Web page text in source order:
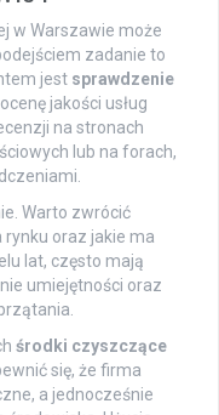
w Warszawie może
zadanie to
jest sprawdzenie
jakości usług
na stronach
lub na forach,
Warto zwrócić
rynku oraz jakie ma
lat, często mają
umiejętności oraz
środki czyszczące
się, że firma
a jednocześnie